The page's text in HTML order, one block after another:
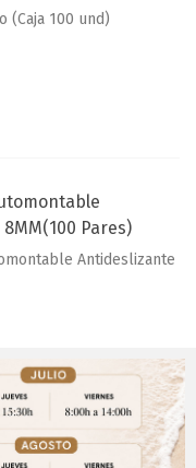
(Caja 100 und)
Pares)
Antideslizante
y